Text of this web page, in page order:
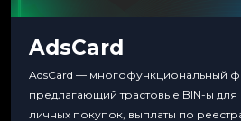
AdsCard
AdsCard — многофункциональный
предлагающий трастовые BIN-ы
личных покупок, выплаты по